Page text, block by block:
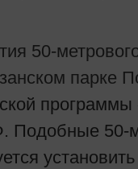
50-
парке
Подобные